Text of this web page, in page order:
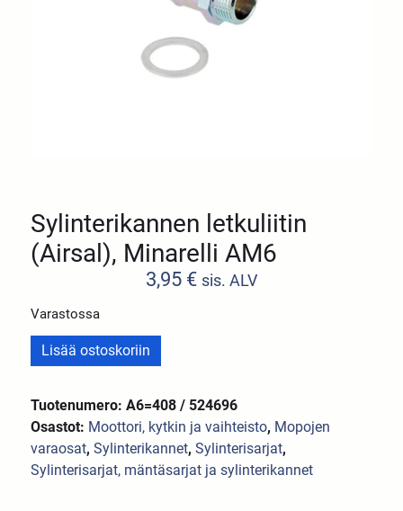
Sylinterikannen letkuliitin
(Airsal), Minarelli AM6
3,95 € sis. ALV
Varastossa
Lisää ostoskoriin
Tuotenumero: A6=408 / 524696
Osastot: Moottori, kytkin ja vaihteisto, Mopojen
varaosat,Sylinterikannet,Sylinterisarjat,
Sylinterisarjat, mäntäsarjat ja sylinterikannet